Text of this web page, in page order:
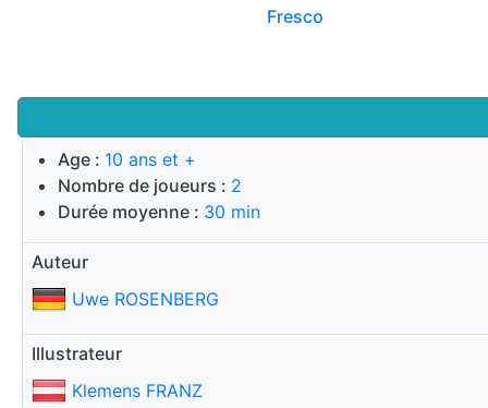
Age : 10 ans et +
Nombre de joueurs : 2
Durée moyenne : 30 min
Auteur
Uwe ROSENBERG
Illustrateur
Klemens FRANZ
Fresco